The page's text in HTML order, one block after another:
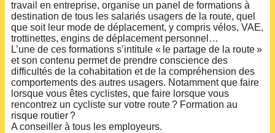
travail en entreprise, organise un panel de formations à
destination de tous les salariés usagers de la route, quel
que soit leur mode de déplacement, y compris vélos, VAE,
trottinettes, engins de déplacement personnel…
L’une de ces formations s’intitule « le partage de la route »
et son contenu permet de prendre conscience des
difficultés de la cohabitation et de la compréhension des
comportements des autres usagers. Notamment que faire
lorsque vous êtes cyclistes, que faire lorsque vous
rencontrez un cycliste sur votre route ? Formation au
risque routier ?
A conseiller à tous les employeurs.